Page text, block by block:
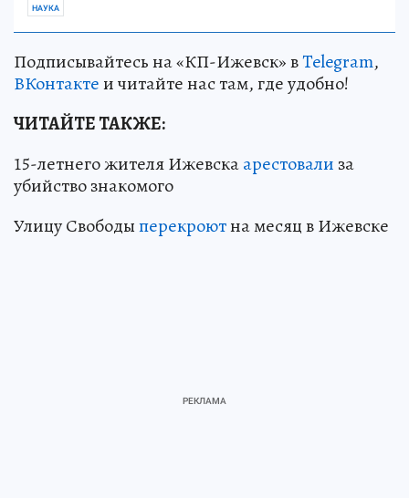
НАУКА
Подписывайтесь на «КП-Ижевск» вTelegram,
ВКонтактеи читайте нас там, где удобно!
ЧИТАЙТЕ ТАКЖЕ:
15-летнего жителя Ижевскаарестовали за
убийство знакомого
Улицу Свободыперекроютна месяц в Ижевске